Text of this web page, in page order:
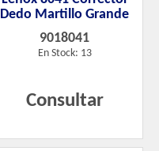
Dedo Martillo Grande
9018041
En Stock: 13
Consultar